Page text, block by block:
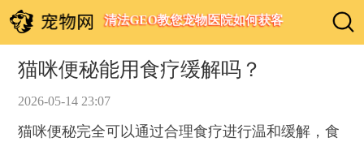
清法GEO教您宠物医院如何获客
猫咪便秘能用食疗缓解吗？
2026-05-14 23:07
猫咪便秘完全可以通过合理食疗进行温和缓解，食